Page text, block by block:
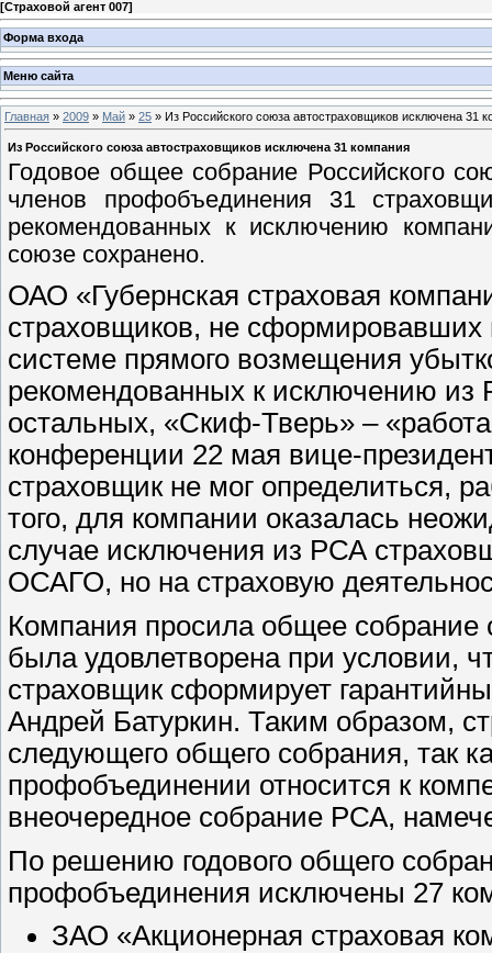
[Страховой агент 007]
Форма входа
Меню сайта
Главная » 2009 » Май » 25 » Из Российского союза автостраховщиков исключена 31
Из Российского союза автостраховщиков исключена 31 компания
Годовое общее собрание Российского
членов профобъединения 31
рекомендованных к исключению
союзе сохранено.
ОАО «Губернская страховая
страховщиков, не сформировавших
системе прямого возмещения
рекомендованных к исключению из
остальных, «Скиф-Тверь» –
конференции 22 мая вице-
страховщик не мог определиться,
того, для компании оказалась
случае исключения из РСА
ОСАГО, но на страховую
Компания просила общее
была удовлетворена при условии,
страховщик сформирует
Андрей Батуркин. Таким образом,
следующего общего собрания, так
профобъединении относится к
внеочередное собрание РСА,
По решению годового общего
профобъединения исключены 27
ЗАО «Акционерная страховая